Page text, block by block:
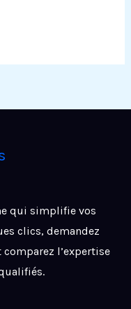
qui simplifie vos
clics, demandez
l’expertise